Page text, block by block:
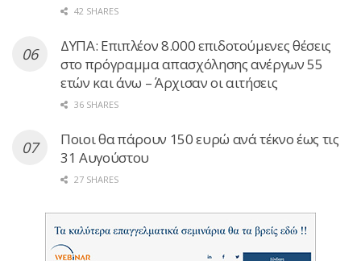
42 SHARES
ΔΥΠΑ: Επιπλέον 8.000 επιδοτούμενες θέσεις
στο πρόγραμμα απασχόλησης ανέργων 55
ετών και άνω – Άρχισαν οι αιτήσεις
36 SHARES
Ποιοι θα πάρουν 150 ευρώ ανά τέκνο έως τις
31 Αυγούστου
27 SHARES